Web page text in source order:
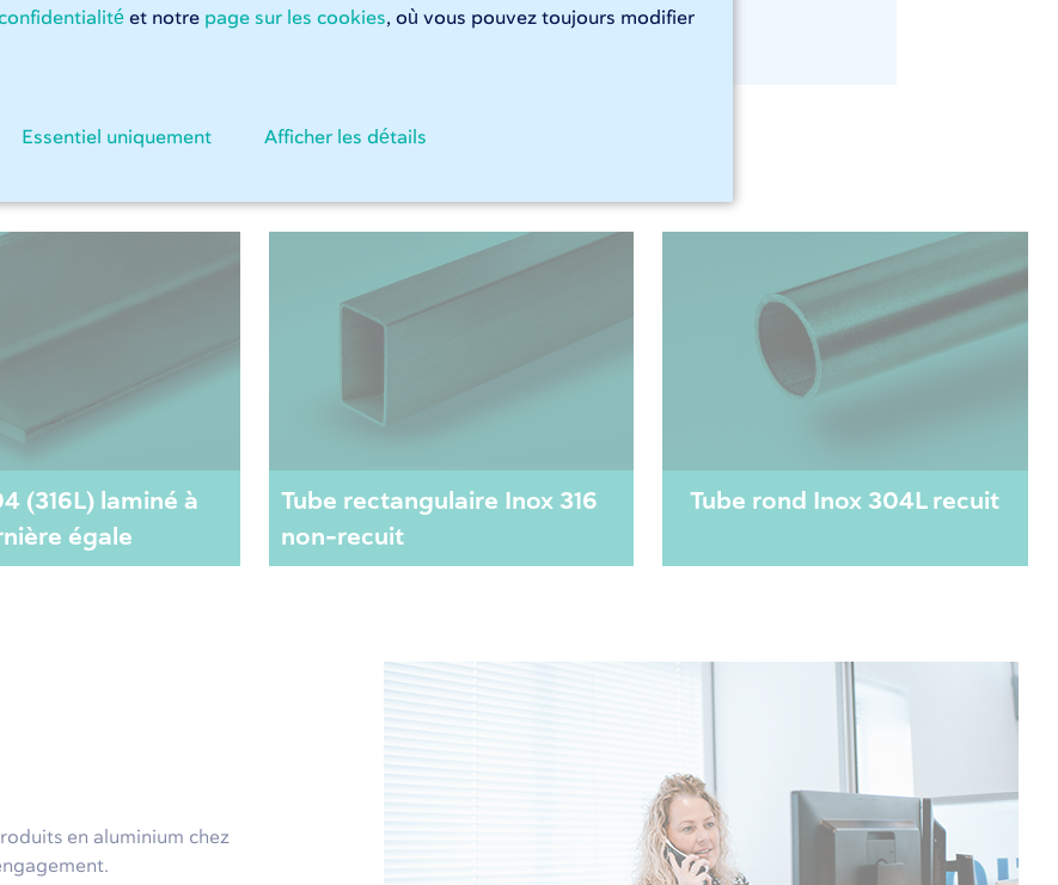
et notre page sur les cookies, où vous pouvez toujours modifier
Essentiel uniquement Afficher les détails
laser chez 247TailorSteel
(316L) laminé à
égale
Tube rectangulaire Inox 316
non-recuit
Tube rond Inox 304L recuit
en aluminium chez